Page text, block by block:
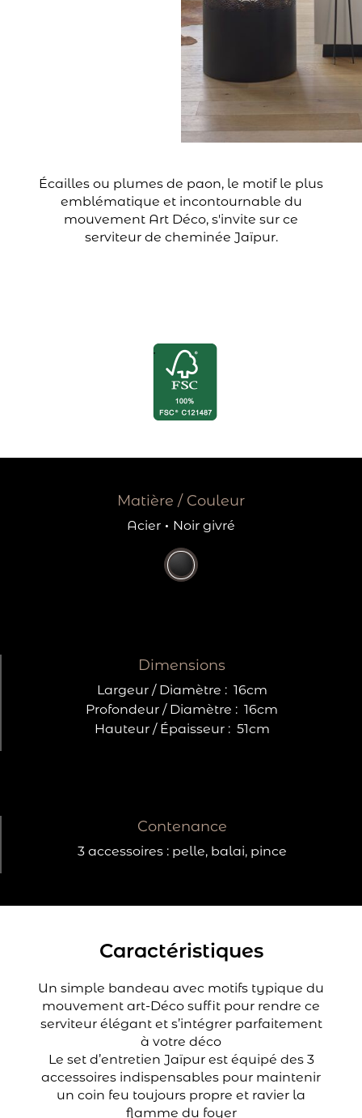
Écailles ou plumes de paon, le motif le plus
emblématique et incontournable du
mouvement Art Déco, s'invite sur ce
serviteur de cheminée Jaïpur.
Matière / Couleur
Acier · Noir givré
Dimensions
Largeur / Diamètre : 16cm
Profondeur / Diamètre : 16cm
Hauteur / Épaisseur : 51cm
Contenance
3 accessoires : pelle, balai, pince
Caractéristiques
Un simple bandeau avec motifs typique du
mouvement art-Déco suffit pour rendre ce
serviteur élégant et s’intégrer parfaitement
à votre déco
Le set d’entretien Jaïpur est équipé des 3
accessoires indispensables pour maintenir
un coin feu toujours propre et ravier la
flamme du foyer